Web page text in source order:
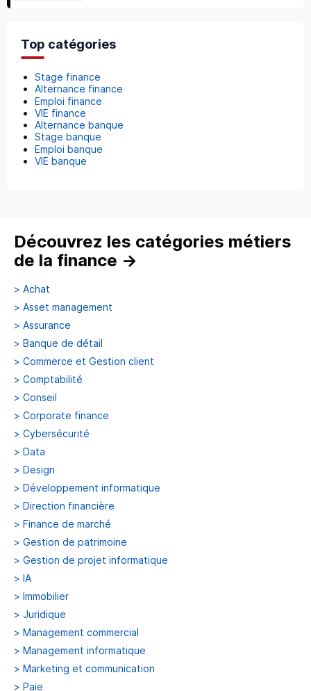
Top catégories
Stage finance
Alternance finance
Emploi finance
VIE finance
Alternance banque
Stage banque
Emploi banque
VIE banque
Découvrez les catégories métiers
de la finance →
> Achat
> Asset management
> Assurance
> Banque de détail
> Commerce et Gestion client
> Comptabilité
> Conseil
> Corporate finance
> Cybersécurité
> Data
> Design
> Développement informatique
> Direction financière
> Finance de marché
> Gestion de patrimoine
> Gestion de projet informatique
> IA
> Immobilier
> Juridique
> Management commercial
> Management informatique
> Marketing et communication
> Paie